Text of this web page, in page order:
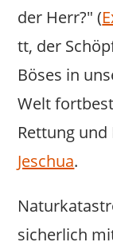
der Herr?" (
tt, der
Böses in
Welt
Rettung
Jeschua.
sicherlich